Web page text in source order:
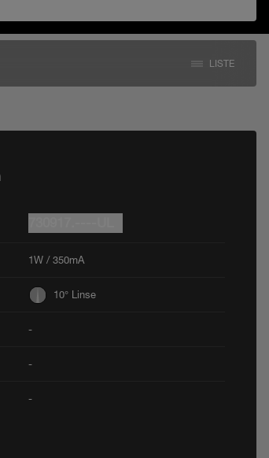
LISTE
1W / 350mA
10° Linse
-
-
-